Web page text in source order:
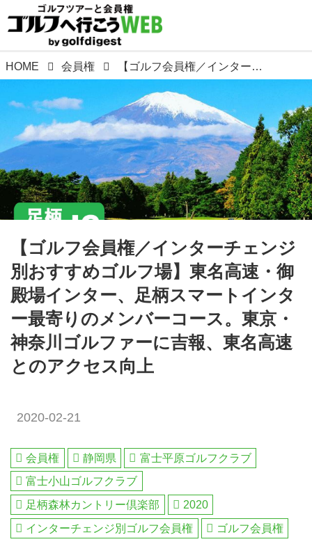
HOME 会員権 【ゴルフ会員権／インターチェンジ別おすすめゴルフ場】東名高速・御殿場インター、足柄スマートインター最寄りのメンバーコース。東京・神奈川ゴルファーに吉報、東名高速とのアクセス向上
【ゴルフ会員権／インターチェンジ
別おすすめゴルフ場】東名高速・御
殿場インター、足柄スマートインタ
ー最寄りのメンバーコース。東京・
神奈川ゴルファーに吉報、東名高速
とのアクセス向上
2020-02-21
会員権 静岡県
富士平原ゴルフクラブ
富士小山ゴルフクラブ
足柄森林カントリー倶楽部
2020
インターチェンジ別ゴルフ会員権
ゴルフ会員権